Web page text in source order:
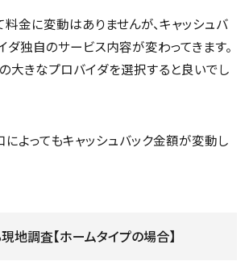
料金に変動はありませんが、キャッシュバ
ダ独自のサービス内容が変わってきます。
大きなプロバイダを選択すると良いでし
によってもキャッシュバック金額が変動し
地調査【ホームタイプの場合】